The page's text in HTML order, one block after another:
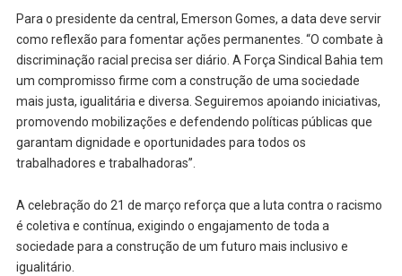
Para o presidente da central, Emerson Gomes, a data deve servir
como reflexão para fomentar ações permanentes. “O combate à
discriminação racial precisa ser diário. A Força Sindical Bahia tem
um compromisso firme com a construção de uma sociedade
mais justa, igualitária e diversa. Seguiremos apoiando iniciativas,
promovendo mobilizações e defendendo políticas públicas que
garantam dignidade e oportunidades para todos os
trabalhadores e trabalhadoras”.
A celebração do 21 de março reforça que a luta contra o racismo
é coletiva e contínua, exigindo o engajamento de toda a
sociedade para a construção de um futuro mais inclusivo e
igualitário.